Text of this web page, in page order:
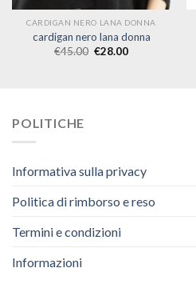
CARDIGAN NERO LANA DONNA
cardigan nero lana donna
€45.00 €28.00
POLITICHE
Informativa sulla privacy
Politica di rimborso e reso
Termini e condizioni
Informazioni